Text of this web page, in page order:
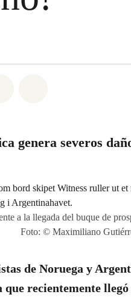
genera severos
a la llegada del buque de
Foto: © Maximiliano
de Noruega y
recientemente